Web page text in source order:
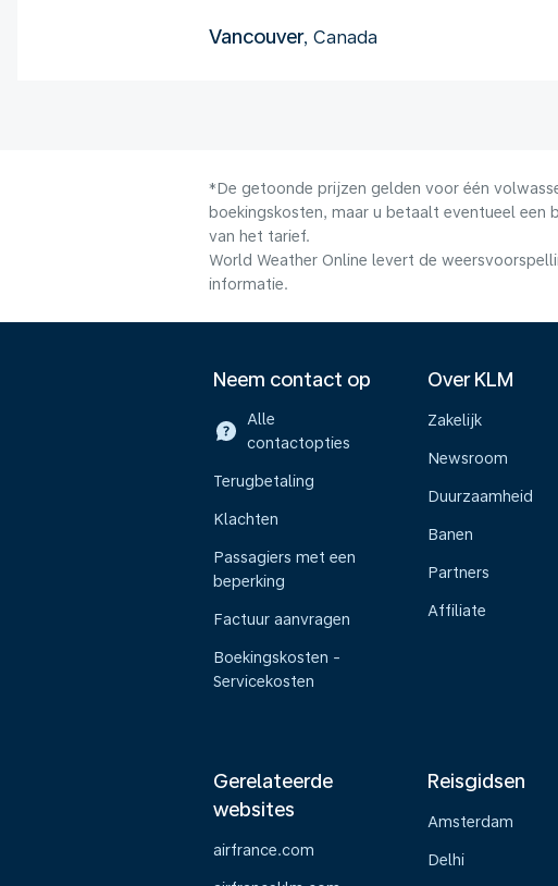
Vancouver, Canada
*De getoonde prijzen gelden voor één
boekingskosten, maar u betaalt eventueel een
van het tarief.
World Weather Online levert de
informatie.
Neem contact op
Alle
contactopties
Terugbetaling
Klachten
Passagiers met een
beperking
Factuur aanvragen
Boekingskosten -
Servicekosten
Over KLM
Zakelijk
Newsroom
Duurzaamheid
Banen
Partners
Affiliate
Gerelateerde
websites
airfrance.com
Reisgidsen
Amsterdam
Delhi